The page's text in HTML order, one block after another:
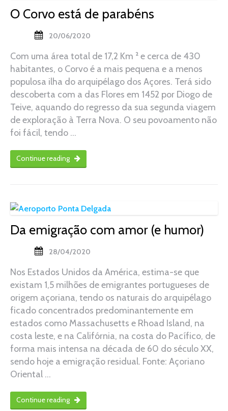
O Corvo está de parabéns
20/06/2020
Com uma área total de 17,2 Km ² e cerca de 430
habitantes, o Corvo é a mais pequena e a menos
populosa ilha do arquipélago dos Açores. Terá sido
descoberta com a das Flores em 1452 por Diogo de
Teive, aquando do regresso da sua segunda viagem
de exploração à Terra Nova. O seu povoamento não
foi fácil, tendo …
Continue reading
Da emigração com amor (e humor)
28/04/2020
Nos Estados Unidos da América, estima-se que
existam 1,5 milhões de emigrantes portugueses de
origem açoriana, tendo os naturais do arquipélago
ficado concentrados predominantemente em
estados como Massachusetts e Rhoad Island, na
costa leste, e na Califórnia, na costa do Pacífico, de
forma mais intensa na década de 60 do século XX,
sendo hoje a emigração residual. Fonte: Açoriano
Oriental …
Continue reading